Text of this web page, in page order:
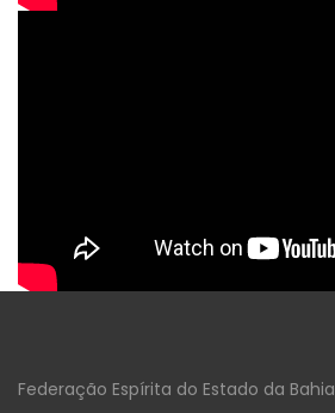
Federação Espírita do Estado da Bahia